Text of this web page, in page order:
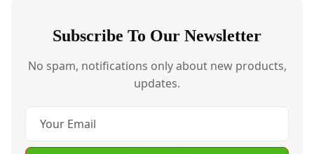
Subscribe To Our Newsletter
No spam, notifications only about new products,
updates.